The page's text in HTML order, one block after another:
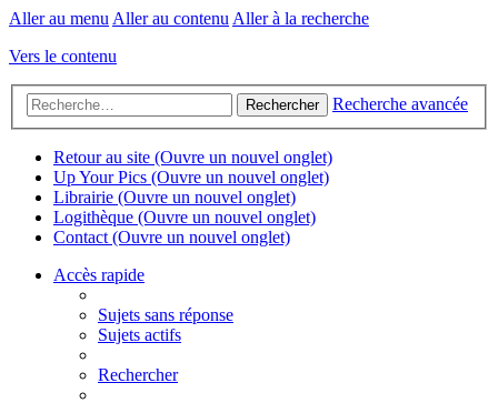
Aller au menu Aller au contenu Aller à la recherche
Vers le contenu
Rechercher Recherche avancée
Retour au site (Ouvre un nouvel onglet)
Up Your Pics (Ouvre un nouvel onglet)
Librairie (Ouvre un nouvel onglet)
Logithèque (Ouvre un nouvel onglet)
Contact (Ouvre un nouvel onglet)
Accès rapide
Sujets sans réponse
Sujets actifs
Rechercher